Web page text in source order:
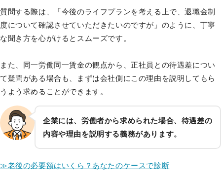
質問する際は、「今後のライフプランを考える上で、退職金制
度について確認させていただきたいのですが」のように、丁寧
な聞き方を心がけるとスムーズです。
また、同一労働同一賃金の観点から、正社員との待遇差につい
て疑問がある場合も、まずは会社側にこの理由を説明してもら
うよう求めることができます。
企業には、労働者から求められた場合、待遇差の
内容や理由を説明する義務があります。
≫老後の必要額はいくら？あなたのケースで診断